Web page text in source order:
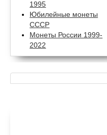
1995
Юбилейные монеты
СССР
Монеты России 1999-
2022